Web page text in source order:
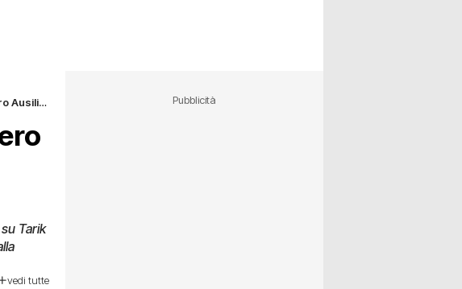
di Acerbi
Tarik
vedi tutte
Pubblicità